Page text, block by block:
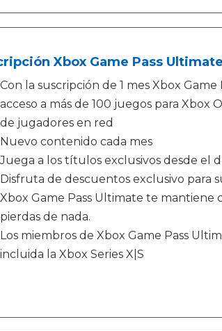
Xbox Game Pass
Con la suscripción de 1 mes Xbox
acceso a más de 100 juegos para Xbox
de jugadores en red
Nuevo contenido cada mes
Juega a los títulos exclusivos desde el
Disfruta de descuentos exclusivo para
Xbox Game Pass Ultimate te mantiene
pierdas de nada.
Los miembros de Xbox Game Pass
incluida la Xbox Series X|S